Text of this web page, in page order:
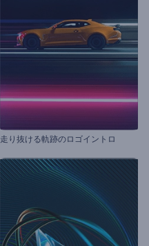
走り抜ける軌跡のロゴイントロ